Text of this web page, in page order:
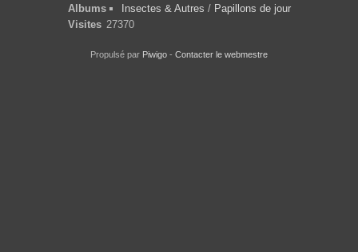
Albums
Insectes & Autres / Papillons de jour
Visites 27370
Propulsé par Piwigo - Contacter le webmestre